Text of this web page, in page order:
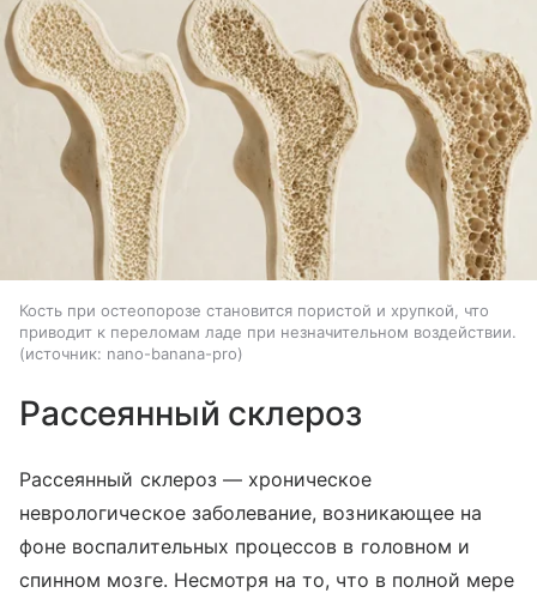
Кость при остеопорозе становится пористой и хрупкой, что
приводит к переломам ладе при незначительном воздействии.
источник: nano-banana-pro
Рассеянный склероз
Рассеянный склероз — хроническое
неврологическое заболевание, возникающее на
фоне воспалительных процессов в головном и
спинном мозге. Несмотря на то, что в полной мере